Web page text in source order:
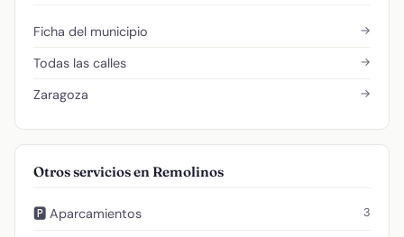
Ficha del municipio →
Todas las calles →
Zaragoza →
Otros servicios en Remolinos
🅿️ Aparcamientos 3